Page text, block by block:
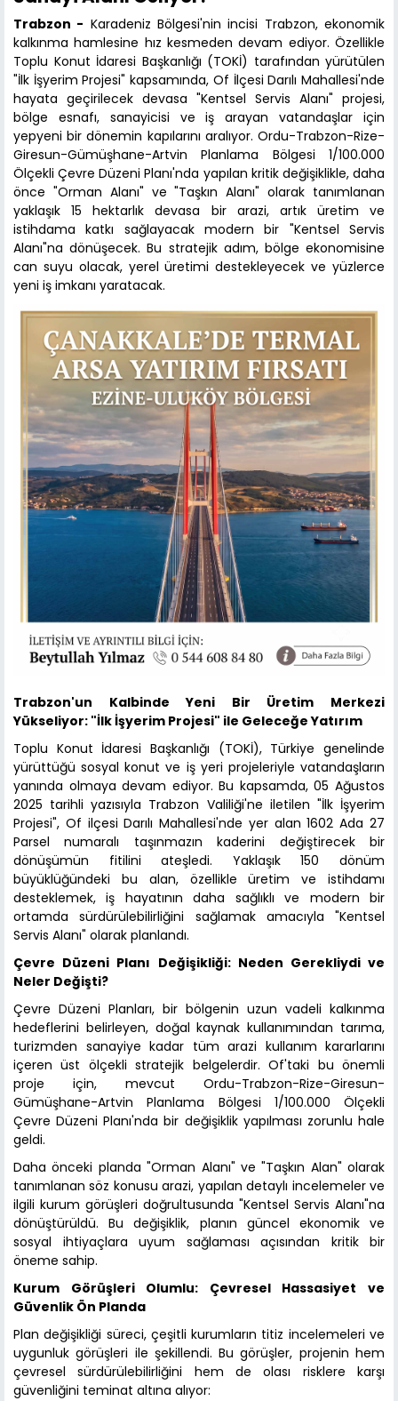
Trabzon - Karadeniz Bölgesi'nin incisi Trabzon, ekonomik
kalkınma hamlesine hız kesmeden devam ediyor. Özellikle
Toplu Konut İdaresi Başkanlığı (TOKİ) tarafından yürütülen
"İlk İşyerim Projesi" kapsamında, Of İlçesi Darılı Mahallesi'nde
hayata geçirilecek devasa "Kentsel Servis Alanı" projesi,
bölge esnafı, sanayicisi ve iş arayan vatandaşlar için
yepyeni bir dönemin kapılarını aralıyor. Ordu-Trabzon-Rize-
Giresun-Gümüşhane-Artvin Planlama Bölgesi 1/100.000
Ölçekli Çevre Düzeni Planı'nda yapılan kritik değişiklikle, daha
önce "Orman Alanı" ve "Taşkın Alanı" olarak tanımlanan
yaklaşık 15 hektarlık devasa bir arazi, artık üretim ve
istihdama katkı sağlayacak modern bir "Kentsel Servis
Alanı"na dönüşecek. Bu stratejik adım, bölge ekonomisine
can suyu olacak, yerel üretimi destekleyecek ve yüzlerce
yeni iş imkanı yaratacak.
Trabzon'un Kalbinde Yeni Bir Üretim Merkezi
Yükseliyor: "İlk İşyerim Projesi" ile Geleceğe Yatırım
Toplu Konut İdaresi Başkanlığı (TOKİ), Türkiye genelinde
yürüttüğü sosyal konut ve iş yeri projeleriyle vatandaşların
yanında olmaya devam ediyor. Bu kapsamda, 05 Ağustos
2025 tarihli yazısıyla Trabzon Valiliği'ne iletilen "İlk İşyerim
Projesi", Of ilçesi Darılı Mahallesi'nde yer alan 1602 Ada 27
Parsel numaralı taşınmazın kaderini değiştirecek bir
dönüşümün fitilini ateşledi. Yaklaşık 150 dönüm
büyüklüğündeki bu alan, özellikle üretim ve istihdamı
desteklemek, iş hayatının daha sağlıklı ve modern bir
ortamda sürdürülebilirliğini sağlamak amacıyla "Kentsel
Servis Alanı" olarak planlandı.
Çevre Düzeni Planı Değişikliği: Neden Gerekliydi ve
Neler Değişti?
Çevre Düzeni Planları, bir bölgenin uzun vadeli kalkınma
hedeflerini belirleyen, doğal kaynak kullanımından tarıma,
turizmden sanayiye kadar tüm arazi kullanım kararlarını
içeren üst ölçekli stratejik belgelerdir. Of'taki bu önemli
proje için, mevcut Ordu-Trabzon-Rize-Giresun-
Gümüşhane-Artvin Planlama Bölgesi 1/100.000 Ölçekli
Çevre Düzeni Planı'nda bir değişiklik yapılması zorunlu hale
geldi.
Daha önceki planda "Orman Alanı" ve "Taşkın Alan" olarak
tanımlanan söz konusu arazi, yapılan detaylı incelemeler ve
ilgili kurum görüşleri doğrultusunda "Kentsel Servis Alanı"na
dönüştürüldü. Bu değişiklik, planın güncel ekonomik ve
sosyal ihtiyaçlara uyum sağlaması açısından kritik bir
öneme sahip.
Kurum Görüşleri Olumlu: Çevresel Hassasiyet ve
Güvenlik Ön Planda
Plan değişikliği süreci, çeşitli kurumların titiz incelemeleri ve
uygunluk görüşleri ile şekillendi. Bu görüşler, projenin hem
çevresel sürdürülebilirliğini hem de olası risklere karşı
güvenliğini teminat altına alıyor: